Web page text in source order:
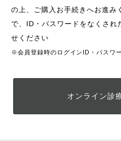
の上、ご購入お手続きへお進み
で、ID・パスワードをなくされ
せください
※会員登録時のログインID・パスワ
オンライン診